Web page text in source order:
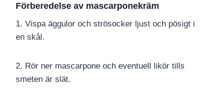
Förberedelse av mascarponekräm
1. Vispa äggulor och strösocker ljust och pösigt i
en skål.
2. Rör ner mascarpone och eventuell likör tills
smeten är slät.